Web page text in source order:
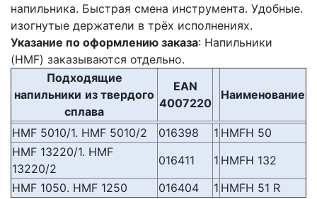
напильника. Быстрая смена инструмента. Удобные.
изогнутые держатели в трёх исполнениях.
Указание по оформлению заказа: Напильники
(HMF) заказываются отдельно.
Подходящие
напильники из твердого
сплава
EAN
4007220
Наименование
HMF 5010/1. HMF 5010/2 016398 1 HMFH 50
HMF 13220/1. HMF
13220/2
016411 1 HMFH 132
HMF 1050. HMF 1250
016404 1 HMFH 51 R